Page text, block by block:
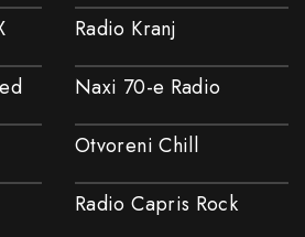
Radio Kranj
Naxi 70-e Radio
Otvoreni Chill
Radio Capris Rock